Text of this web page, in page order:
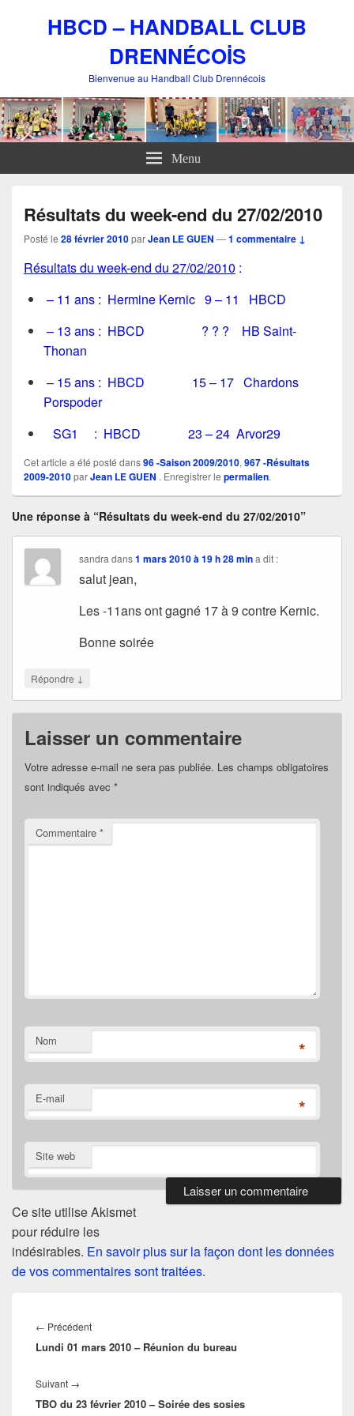
HBCD – HANDBALL CLUB
DRENNÉCOİS
Bienvenue au Handball Club Drennécois
Menu
Résultats du week-end du 27/02/2010
Posté le 28 février 2010parJean LE GUEN —1 commentaire ↓
Résultats du week-end du 27/02/2010 :
– 11 ans : Hermine Kernic 9 – 11 HBCD
– 13 ans : HBCD ? ? ? HB Saint-
Thonan
– 15 ans : HBCD 15 – 17 Chardons
Porspoder
SG1 : HBCD 23 – 24 Arvor29
Cet article a été posté dans96 -Saison 2009/2010, 967 -Résultats
2009-2010parJean LE GUEN . Enregistrer le permalien.
Une réponse à “Résultats du week-end du 27/02/2010”
sandra dans1 mars 2010 à 19 h 28 min a dit :
salut jean,
Les -11ans ont gagné 17 à 9 contre Kernic.
Bonne soirée
Répondre ↓
Laisser un commentaire
Votre adresse e-mail ne sera pas publiée. Les champs obligatoires
sont indiqués avec *
Commentaire *
Nom *
E-mail *
Site web
Ce site utilise Akismet
pour réduire les
indésirables. En savoir plus sur la façon dont les données
de vos commentaires sont traitées.
de
l’article
← PrécédentArticle
précédent :
Lundi 01 mars 2010 – Réunion du bureau
Suivant →
suivant :
TBO du 23 février 2010 – Soirée des sosies